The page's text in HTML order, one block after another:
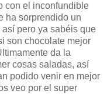
con el inconfundible
ha sorprendido un
pero ya sabéis que
son chocolate mejor
da la
cosas saladas, así
podido venir en mejor
veo por el super